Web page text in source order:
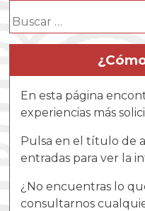
Buscar:
En esta página
experiencias más
Pulsa en el título de
entradas para ver la
¿No encuentras lo
consultarnos